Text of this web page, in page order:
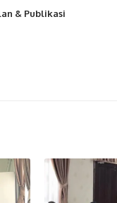
& Publikasi